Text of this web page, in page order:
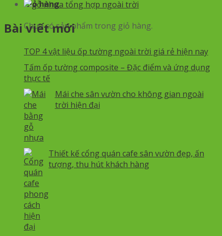
Giỏ hàng
Chưa có sản phẩm trong giỏ hàng.
Bài viết mới
TOP 4 vật liệu ốp tường ngoài trời giá rẻ hiện nay
Tấm ốp tường composite – Đặc điểm và ứng dụng
thực tế
Mái che sân vườn cho không gian ngoài
trời hiện đại
Thiết kế cổng quán cafe sân vườn đẹp, ấn
tượng, thu hút khách hàng